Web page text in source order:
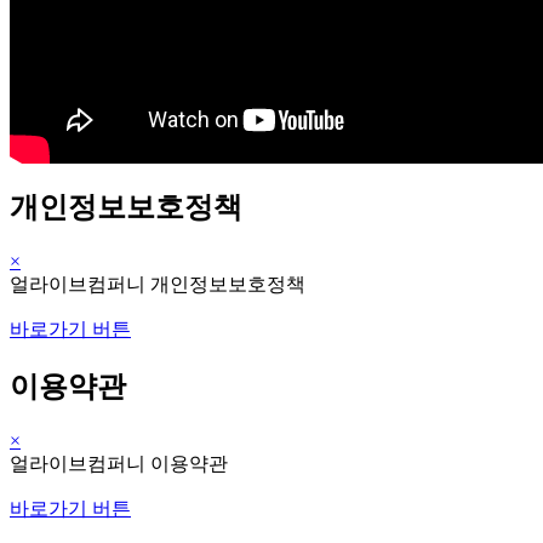
개인정보보호정책
×
얼라이브컴퍼니 개인정보보호정책
바로가기 버튼
이용약관
×
얼라이브컴퍼니 이용약관
바로가기 버튼